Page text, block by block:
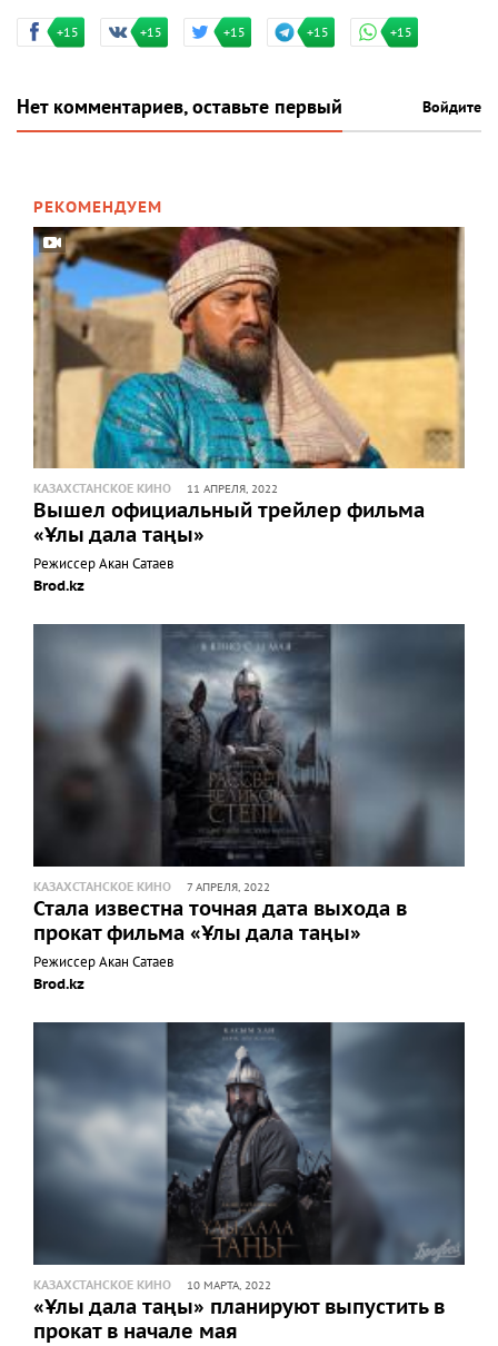
+15 +15 +15 +15 +15
Нет комментариев, оставьте первый Войдите
РЕКОМЕНДУЕМ
КАЗАХСТАНСКОЕ КИНО 11 АПРЕЛЯ, 2022
Вышел официальный трейлер фильма
«Ұлы дала таңы»
Режиссер Акан Сатаев
Brod.kz
КАЗАХСТАНСКОЕ КИНО 7 АПРЕЛЯ, 2022
Стала известна точная дата выхода в
прокат фильма «Ұлы дала таңы»
Режиссер Акан Сатаев
Brod.kz
КАЗАХСТАНСКОЕ КИНО 10 МАРТА, 2022
«Ұлы дала таңы» планируют выпустить в
прокат в начале мая